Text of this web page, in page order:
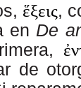
ἕξεις,
en De
de